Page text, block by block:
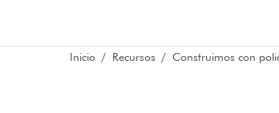
Inicio Recursos Construimos con